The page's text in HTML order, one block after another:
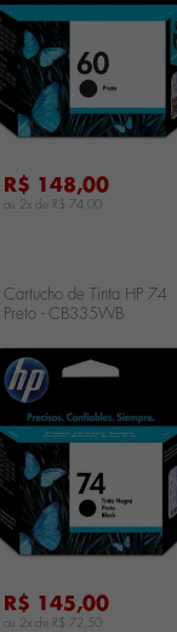
R$ 148,00
ou 2x de R$ 74,00
Cartucho de Tinta HP 74
Preto - CB335WB
R$ 145,00
ou 2x de R$ 72,50